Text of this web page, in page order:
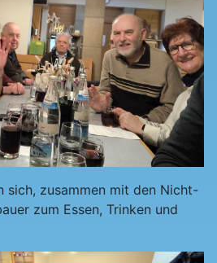
sich, zusammen mit den Nicht-
zum Essen, Trinken und